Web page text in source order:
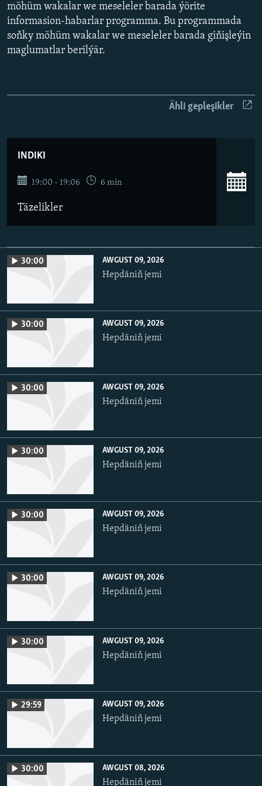
möhüm wakalar we meseleler barada ýörite
informasion-habarlar programma. Bu programmada
soňky möhüm wakalar we meseleler barada giňişleýin
maglumatlar berilýär.
Ähli gepleşikler
INDIKI
19:00 - 19:06 6 min
Täzelikler
30:00 AWGUST 09, 2026
Hepdäniň jemi
30:00 AWGUST 09, 2026
Hepdäniň jemi
30:00 AWGUST 09, 2026
Hepdäniň jemi
30:00 AWGUST 09, 2026
Hepdäniň jemi
30:00 AWGUST 09, 2026
Hepdäniň jemi
30:00 AWGUST 09, 2026
Hepdäniň jemi
30:00 AWGUST 09, 2026
Hepdäniň jemi
29:59 AWGUST 09, 2026
Hepdäniň jemi
30:00 AWGUST 08, 2026
Hepdäniň jemi